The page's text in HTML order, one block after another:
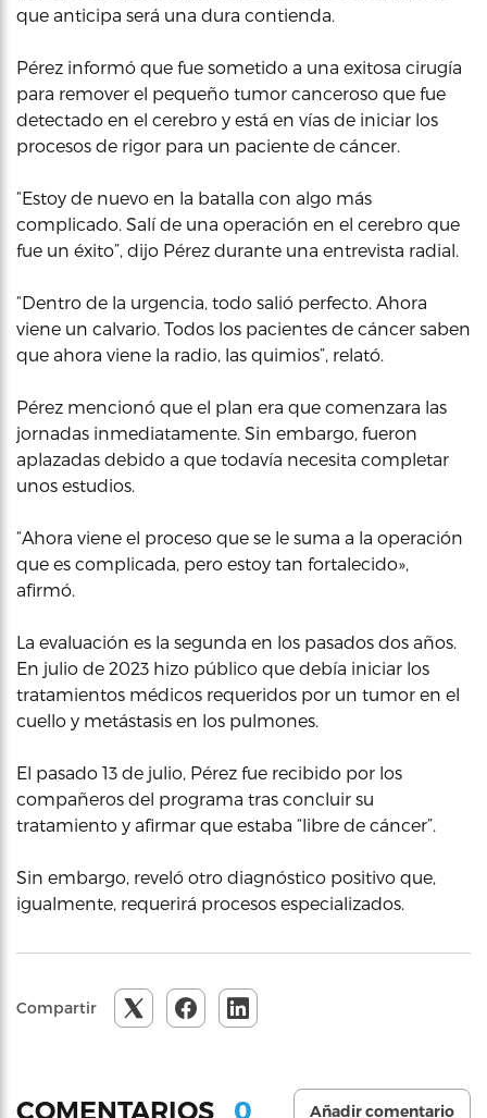
que anticipa será una dura contienda.
Pérez informó que fue sometido a una exitosa cirugía
para remover el pequeño tumor canceroso que fue
detectado en el cerebro y está en vías de iniciar los
procesos de rigor para un paciente de cáncer.
“Estoy de nuevo en la batalla con algo más
complicado. Salí de una operación en el cerebro que
fue un éxito”, dijo Pérez durante una entrevista radial.
“Dentro de la urgencia, todo salió perfecto. Ahora
viene un calvario. Todos los pacientes de cáncer saben
que ahora viene la radio, las quimios”, relató.
Pérez mencionó que el plan era que comenzara las
jornadas inmediatamente. Sin embargo, fueron
aplazadas debido a que todavía necesita completar
unos estudios.
“Ahora viene el proceso que se le suma a la operación
que es complicada, pero estoy tan fortalecido»,
afirmó.
La evaluación es la segunda en los pasados dos años.
En julio de 2023 hizo público que debía iniciar los
tratamientos médicos requeridos por un tumor en el
cuello y metástasis en los pulmones.
El pasado 13 de julio, Pérez fue recibido por los
compañeros del programa tras concluir su
tratamiento y afirmar que estaba “libre de cáncer”.
Sin embargo, reveló otro diagnóstico positivo que,
igualmente, requerirá procesos especializados.
Compartir
COMENTARIOS 0 Añadir comentario